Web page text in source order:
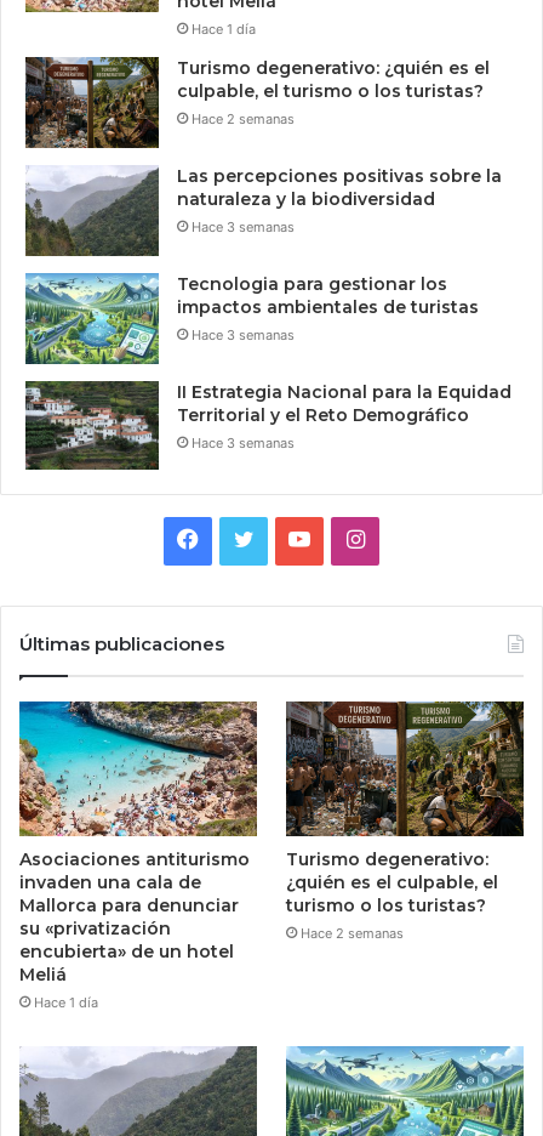
Hace 1 día
Turismo degenerativo: ¿quién es el
culpable, el turismo o los turistas?
Hace 2 semanas
Las percepciones positivas sobre la
naturaleza y la biodiversidad
Hace 3 semanas
Tecnologia para gestionar los
impactos ambientales de turistas
Hace 3 semanas
II Estrategia Nacional para la Equidad
Territorial y el Reto Demográfico
Hace 3 semanas
Facebook
TwitterYouTubeInstagram
Últimas publicaciones
Asociaciones antiturismo
invaden una cala de
Mallorca para denunciar
su «privatización
encubierta» de un hotel
Meliá
Hace 1 día
Turismo degenerativo:
¿quién es el culpable, el
turismo o los turistas?
Hace 2 semanas